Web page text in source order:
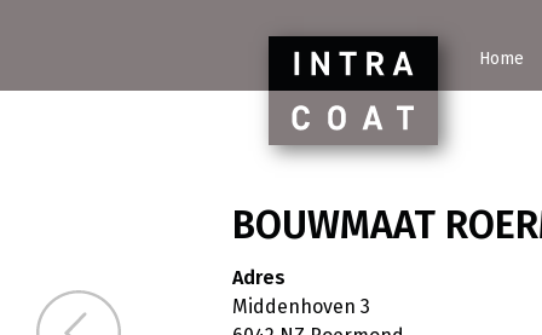
Home
BOUWMAAT
Adres
Middenhoven 3
Bouwmaat Rijssen